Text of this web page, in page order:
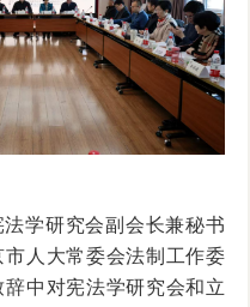
学研究会副会长兼秘书
人大常委会法制工作委
中对宪法学研究会和立